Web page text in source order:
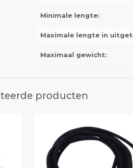
Minimale lengte:
Maximale lengte in
Maximaal gewicht:
producten